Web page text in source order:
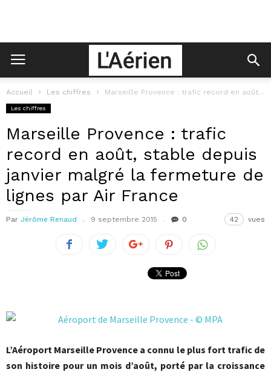
Accueil Les chiffres Marseille Provence : trafic record en août, stable depuis janvier malgré la...
Les chiffres
Marseille Provence : trafic
record en août, stable depuis
janvier malgré la fermeture de
lignes par Air France
Par Jérôme Renaud 9 septembre 2015 0 42 vues
L’Aéroport Marseille Provence a connu le plus fort trafic de
son histoire pour un mois d’août, porté par la croissance